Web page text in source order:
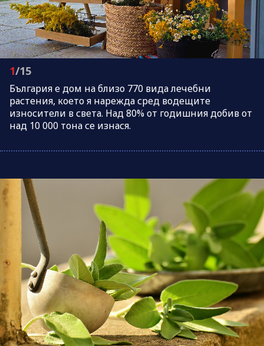
1/15
България е дом на близо 770 вида лечебни
растения, което я нарежда сред водещите
износители в света. Над 80% от годишния добив от
над 10 000 тона се изнася.